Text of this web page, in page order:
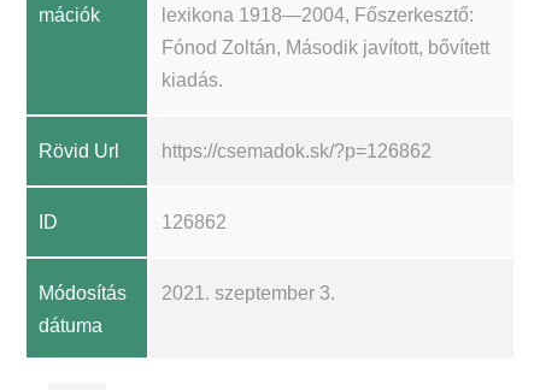
mációk
lexikona 1918—2004, Főszerkesztő:
Fónod Zoltán, Második javított, bővített
kiadás.
Rövid Url https://csemadok.sk/?p=126862
ID 126862
Módosítás
dátuma
2021. szeptember 3.